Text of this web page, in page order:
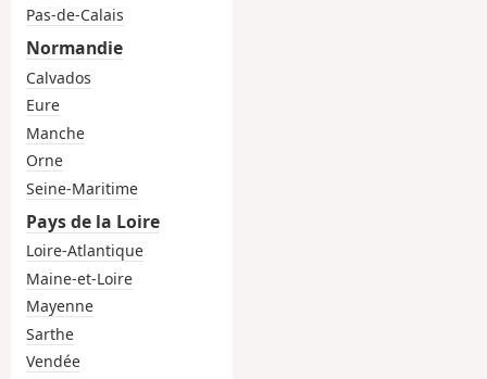
Pas-de-Calais
Normandie
Calvados
Eure
Manche
Orne
Seine-Maritime
Pays de la Loire
Loire-Atlantique
Maine-et-Loire
Mayenne
Sarthe
Vendée